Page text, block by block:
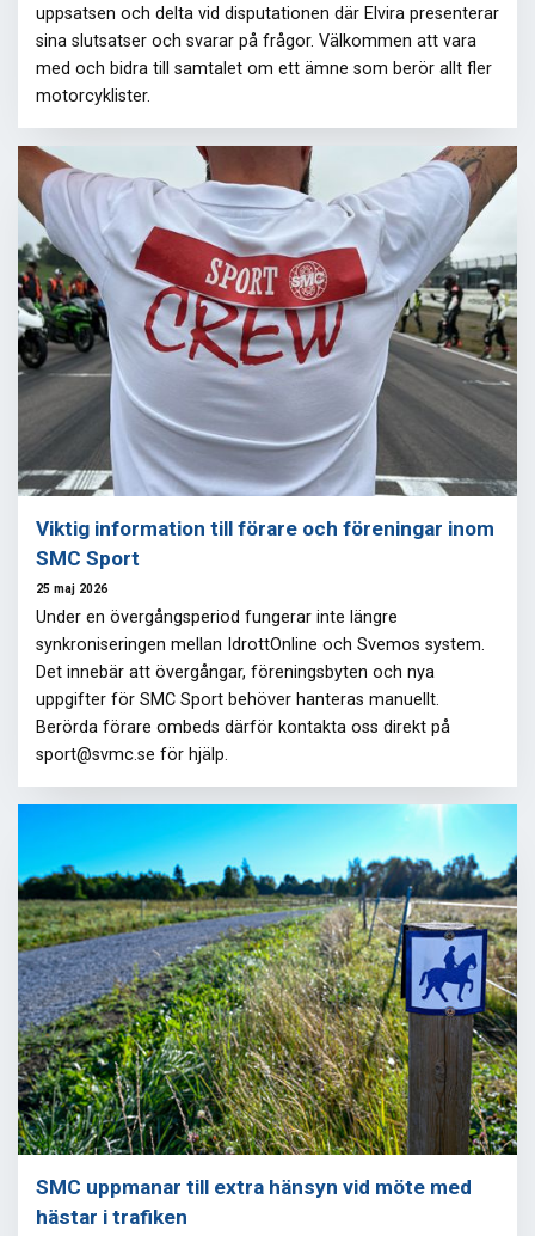
uppsatsen och delta vid disputationen där Elvira presenterar
sina slutsatser och svarar på frågor. Välkommen att vara
med och bidra till samtalet om ett ämne som berör allt fler
motorcyklister.
Viktig information till förare och föreningar inom
SMC Sport
25 maj 2026
Under en övergångsperiod fungerar inte längre
synkroniseringen mellan IdrottOnline och Svemos system.
Det innebär att övergångar, föreningsbyten och nya
uppgifter för SMC Sport behöver hanteras manuellt.
Berörda förare ombeds därför kontakta oss direkt på
sport@svmc.se för hjälp.
SMC uppmanar till extra hänsyn vid möte med
hästar i trafiken